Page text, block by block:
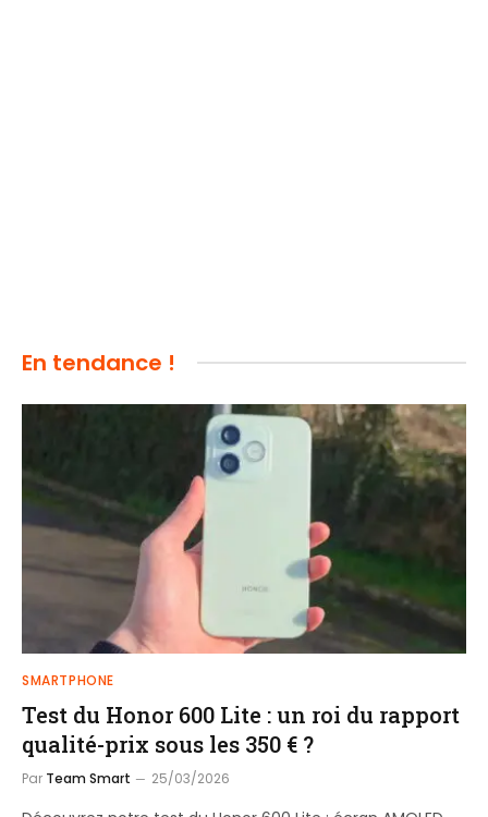
En tendance !
SMARTPHONE
Test du Honor 600 Lite : un roi du rapport
qualité-prix sous les 350 € ?
Par Team Smart 25/03/2026